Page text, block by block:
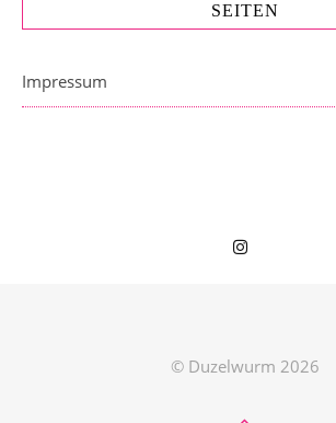
SEITEN
Impressum
© Duzelwurm 2026